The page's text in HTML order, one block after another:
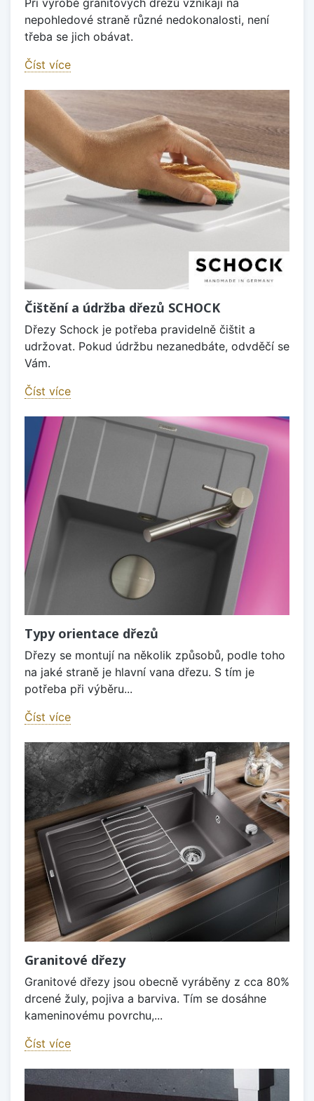
Při výrobě granitových dřezů vznikají na
nepohledové straně různé nedokonalosti, není
třeba se jich obávat.
Číst více
Čištění a údržba dřezů SCHOCK
Dřezy Schock je potřeba pravidelně čištit a
udržovat. Pokud údržbu nezanedbáte, odvděčí se
Vám.
Číst více
Typy orientace dřezů
Dřezy se montují na několik způsobů, podle toho
na jaké straně je hlavní vana dřezu. S tím je
potřeba při výběru...
Číst více
Granitové dřezy
Granitové dřezy jsou obecně vyráběny z cca 80%
drcené žuly, pojiva a barviva. Tím se dosáhne
kameninovému povrchu,...
Číst více